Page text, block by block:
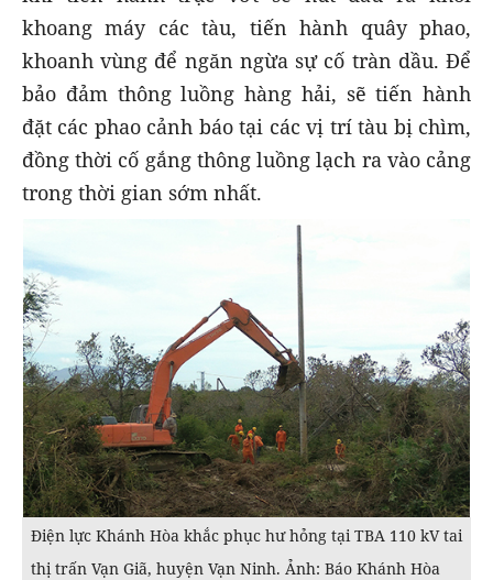
khoang máy các tàu, tiến hành quây phao,
khoanh vùng để ngăn ngừa sự cố tràn dầu. Để
bảo đảm thông luồng hàng hải, sẽ tiến hành
đặt các phao cảnh báo tại các vị trí tàu bị chìm,
đồng thời cố gắng thông luồng lạch ra vào cảng
trong thời gian sớm nhất.
Điện lực Khánh Hòa khắc phục hư hỏng tại TBA 110 kV tai
thị trấn Vạn Giã, huyện Vạn Ninh. Ảnh: Báo Khánh Hòa